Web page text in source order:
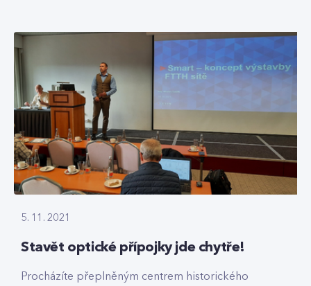
5. 11. 2021
Stavět optické přípojky jde chytře!
Procházíte přeplněným centrem historického